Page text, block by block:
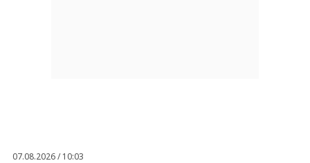
07.08.2026 / 10:03